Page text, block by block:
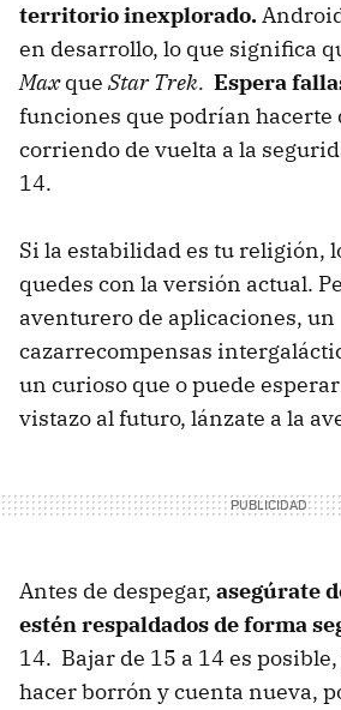
territorio inexplorado.
en desarrollo, lo que significa
Maxque Star Trek. Espera
funciones que podrían
corriendo de vuelta a la
14.
Si la estabilidad es tu religión,
quedes con la versión actual.
aventurero de aplicaciones, un
cazarrecompensas
un curioso que o puede
vistazo al futuro, lánzate a la
Antes de despegar, asegúrate
estén respaldados de forma
14. Bajar de 15 a 14 es
hacer borrón y cuenta nueva,